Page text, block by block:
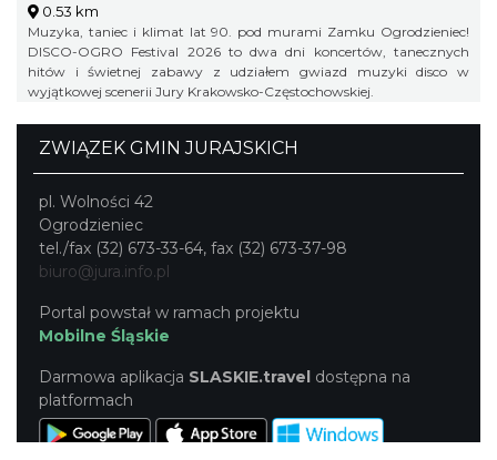
0.53 km
Muzyka, taniec i klimat lat 90. pod murami Zamku Ogrodzieniec!
DISCO-OGRO Festival 2026 to dwa dni koncertów, tanecznych
hitów i świetnej zabawy z udziałem gwiazd muzyki disco w
wyjątkowej scenerii Jury Krakowsko-Częstochowskiej.
ZWIĄZEK GMIN JURAJSKICH
pl. Wolności 42
Ogrodzieniec
tel./fax (32) 673-33-64, fax (32) 673-37-98
biuro@jura.info.pl
Portal powstał w ramach projektu
Mobilne Śląskie
Darmowa aplikacja SLASKIE.travel dostępna na
platformach